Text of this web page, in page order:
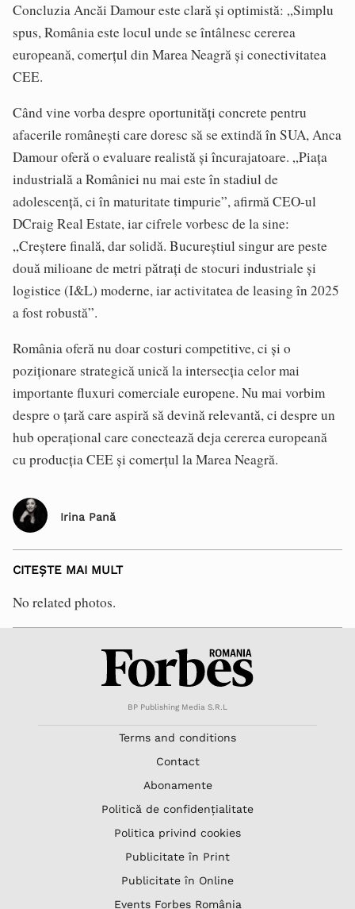
Concluzia Ancăi Damour este clară și optimistă: „Simplu
spus, România este locul unde se întâlnesc cererea
europeană, comerțul din Marea Neagră și conectivitatea
CEE.
Când vine vorba despre oportunități concrete pentru
afacerile românești care doresc să se extindă în SUA, Anca
Damour oferă o evaluare realistă și încurajatoare. „Piața
industrială a României nu mai este în stadiul de
adolescență, ci în maturitate timpurie”, afirmă CEO-ul
DCraig Real Estate, iar cifrele vorbesc de la sine:
„Creștere finală, dar solidă. Bucureștiul singur are peste
două milioane de metri pătrați de stocuri industriale și
logistice (I&L) moderne, iar activitatea de leasing în 2025
a fost robustă”.
România oferă nu doar costuri competitive, ci și o
poziționare strategică unică la intersecția celor mai
importante fluxuri comerciale europene. Nu mai vorbim
despre o țară care aspiră să devină relevantă, ci despre un
hub operațional care conectează deja cererea europeană
cu producția CEE și comerțul la Marea Neagră.
Irina Pană
CITEȘTE MAI MULT
No related photos.
BP Publishing Media S.R.L
Terms and conditions
Contact
Abonamente
Politică de confidențialitate
Politica privind cookies
Publicitate în Print
Publicitate în Online
Events Forbes România